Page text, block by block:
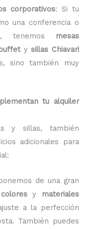
corporativos: Si tu
una conferencia o
tenemos
mesas
ysillas Chiavari
sino también muy
tu alquiler
y sillas, también
adicionales para
de una gran
y
materiales
a la perfección
También puedes